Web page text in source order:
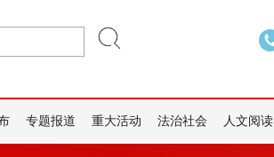
专题报道 重大活动 法治社会 人文阅读